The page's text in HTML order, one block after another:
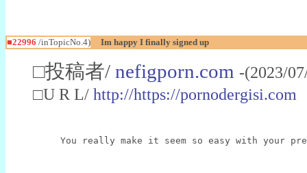
■22996 /inTopicNo.4) Im happy I finally signed up
□投稿者/ nefigporn.com -(2023/
□U R L/ http://https://pornodergisi.com
You really make it seem so easy with your